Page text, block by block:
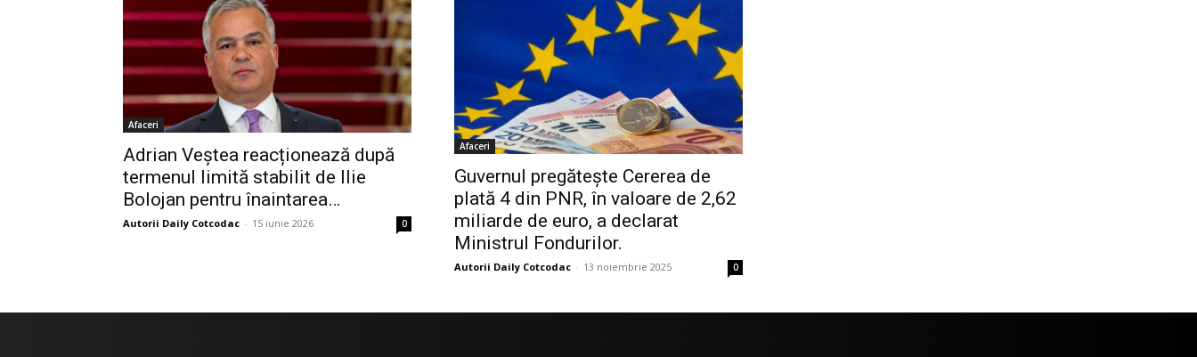
Afaceri
Adrian Veștea reacționează după
termenul limită stabilit de Ilie
Bolojan pentru înaintarea…
Autorii Daily Cotcodac - 15 iunie 2026 0
Afaceri
Guvernul pregătește Cererea de
plată 4 din PNR, în valoare de 2,62
miliarde de euro, a declarat
Ministrul Fondurilor.
Autorii Daily Cotcodac - 13 noiembrie 2025 0